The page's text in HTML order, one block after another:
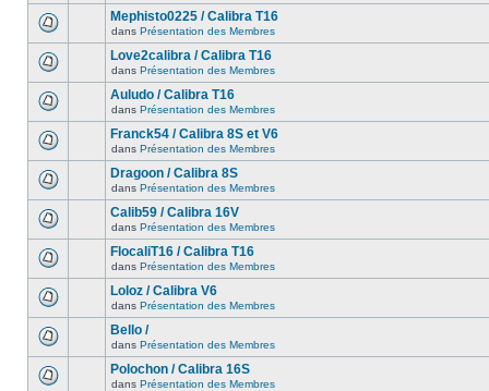
Mephisto0225 / Calibra T16
dans Présentation des Membres
Love2calibra / Calibra T16
dans Présentation des Membres
Auludo / Calibra T16
dans Présentation des Membres
Franck54 / Calibra 8S et V6
dans Présentation des Membres
Dragoon / Calibra 8S
dans Présentation des Membres
Calib59 / Calibra 16V
dans Présentation des Membres
FlocaliT16 / Calibra T16
dans Présentation des Membres
Loloz / Calibra V6
dans Présentation des Membres
Bello /
dans Présentation des Membres
Polochon / Calibra 16S
dans Présentation des Membres